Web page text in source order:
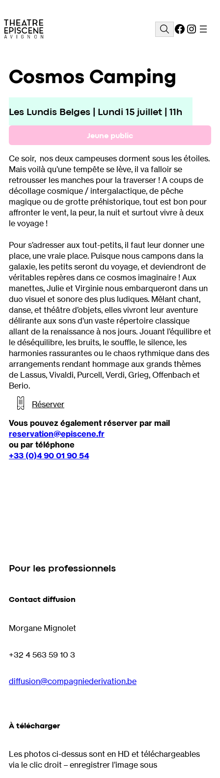
au
contenu
Rechercher
Cosmos Camping
Les Lundis Belges | Lundi 15 juillet | 11h
Jeune public
Ce soir, nos deux campeuses dorment sous les étoiles.
Mais voilà qu’une tempête se lève, il va falloir se
retrousser les manches pour la traverser ! A coups de
décollage cosmique / intergalactique, de pêche
magique ou de grotte préhistorique, tout est bon pour
affronter le vent, la peur, la nuit et surtout vivre à deux
le voyage !
Pour s’adresser aux tout-petits, il faut leur donner une
place, une vraie place. Puisque nous campons dans la
galaxie, les petits seront du voyage, et deviendront de
véritables repères dans ce cosmos imaginaire ! Aux
manettes, Julie et Virginie nous embarqueront dans un
duo visuel et sonore des plus ludiques. Mêlant chant,
danse, et théâtre d’objets, elles vivront leur aventure
délirante aux sons d’un vaste répertoire classique
allant de la renaissance à nos jours. Jouant l’équilibre et
le déséquilibre, les bruits, le souffle, le silence, les
harmonies rassurantes ou le chaos rythmique dans des
arrangements rendant hommage aux grands thèmes
de Lassus, Vivaldi, Purcell, Verdi, Grieg, Offenbach et
Berio.
Réserver
Vous pouvez également réserver par mail
reservation@episcene.fr
ou par téléphone
+33 (0)4 90 01 90 54
Pour les professionnels
Contact diffusion
Morgane Mignolet
+32 4 563 59 10 3
diffusion@compagniederivation.be
À télécharger
Les photos ci-dessus sont en HD et téléchargeables
via le clic droit – enregistrer l’image sous